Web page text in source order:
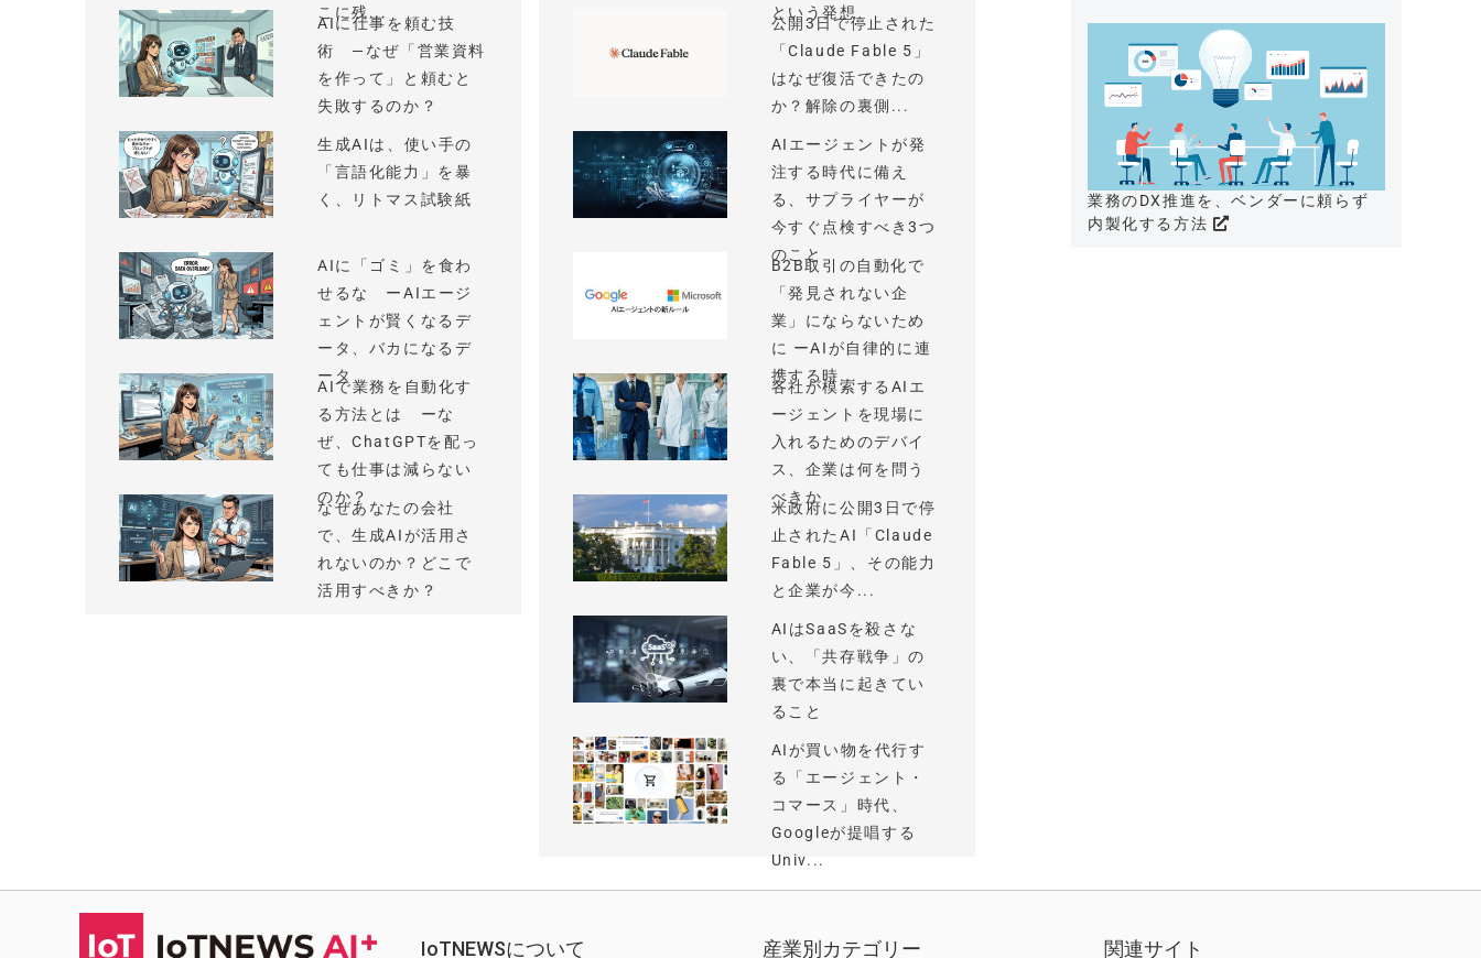
こに残...
AIに仕事を頼む技
術 —なぜ「営業資料
を作って」と頼むと
失敗するのか？
生成AIは、使い手の
「言語化能力」を暴
く、リトマス試験紙
AIに「ゴミ」を食わ
せるな ーAIエージ
ェントが賢くなるデ
ータ、バカになるデ
ータ
AIで業務を自動化す
る方法とは ーな
ぜ、ChatGPTを配っ
ても仕事は減らない
のか？
なぜあなたの会社
で、生成AIが活用さ
れないのか？どこで
活用すべきか？
という発想
公開3日で停止された
「Claude Fable 5」
はなぜ復活できたの
か？解除の裏側...
AIエージェントが発
注する時代に備え
る、サプライヤーが
今すぐ点検すべき3つ
のこと
B2B取引の自動化で
「発見されない企
業」にならないため
に ーAIが自律的に連
携する時...
各社が模索するAIエ
ージェントを現場に
入れるためのデバイ
ス、企業は何を問う
べきか
米政府に公開3日で停
止されたAI「Claude
Fable 5」、その能力
と企業が今...
AIはSaaSを殺さな
い、「共存戦争」の
裏で本当に起きてい
ること
AIが買い物を代行す
る「エージェント・
コマース」時代、
Googleが提唱する
Univ...
業務のDX推進を、ベンダーに頼らず
内製化する方法
IoTNEWSについて 産業別カテゴリー 関連サイト